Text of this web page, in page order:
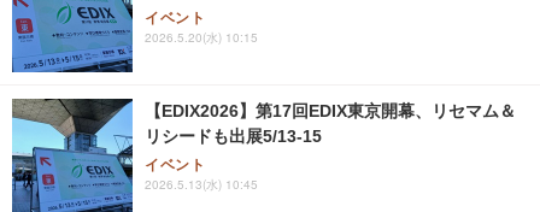
イベント
2026.5.20(水) 10:15
【EDIX2026】第17回EDIX東京開幕、リセマム＆
リシードも出展5/13-15
イベント
2026.5.13(水) 10:45